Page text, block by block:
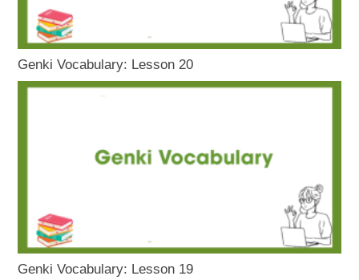
Genki Vocabulary: Lesson 20
Genki Vocabulary: Lesson 19